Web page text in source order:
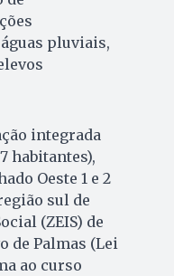
pluviais,
integrada
habitantes),
Oeste 1 e 2
sul de
(ZEIS) de
de Palmas (Lei
ao curso